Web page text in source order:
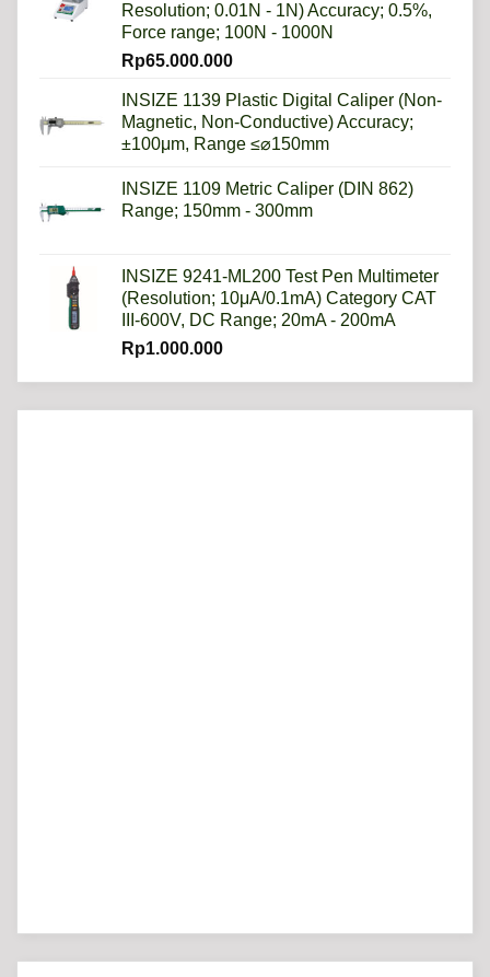
Resolution; 0.01N - 1N) Accuracy; 0.5%,
Force range; 100N - 1000N
Rp65.000.000
INSIZE 1139 Plastic Digital Caliper (Non-
Magnetic, Non-Conductive) Accuracy;
±100μm, Range ≤⌀150mm
INSIZE 1109 Metric Caliper (DIN 862)
Range; 150mm - 300mm
INSIZE 9241-ML200 Test Pen Multimeter
(Resolution; 10μA/0.1mA) Category CAT
III-600V, DC Range; 20mA - 200mA
Rp1.000.000